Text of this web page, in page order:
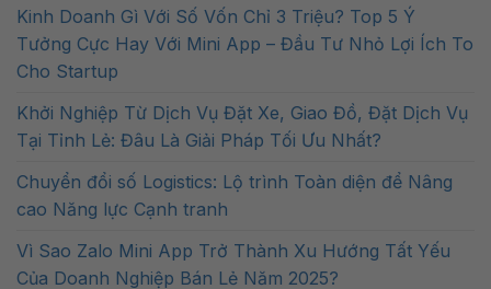
Kinh Doanh Gì Với Số Vốn Chỉ 3 Triệu? Top 5 Ý
Tưởng Cực Hay Với Mini App – Đầu Tư Nhỏ Lợi Ích To
Cho Startup
Khởi Nghiệp Từ Dịch Vụ Đặt Xe, Giao Đồ, Đặt Dịch Vụ
Tại Tỉnh Lẻ: Đâu Là Giải Pháp Tối Ưu Nhất?
Chuyển đổi số Logistics: Lộ trình Toàn diện để Nâng
cao Năng lực Cạnh tranh
Vì Sao Zalo Mini App Trở Thành Xu Hướng Tất Yếu
Của Doanh Nghiệp Bán Lẻ Năm 2025?